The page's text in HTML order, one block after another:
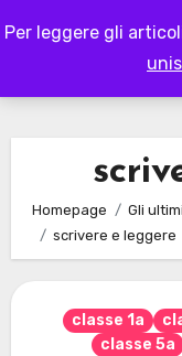
Per leggere gli
to
Homepage Gli
scrivere e leggere
classe 1a
classe 5a